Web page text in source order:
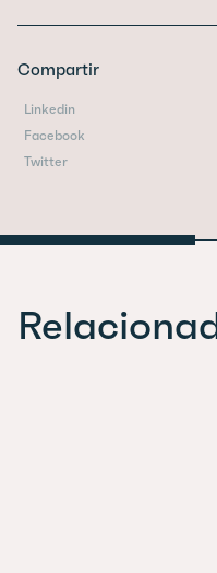
Compartir
Linkedin
Facebook
Twitter